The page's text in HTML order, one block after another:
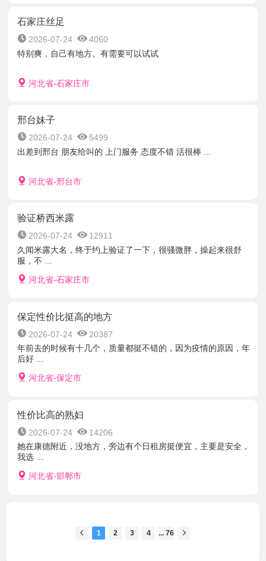
石家庄丝足
2026-07-24
4060
特别爽，自己有地方。有需要可以试试
河北省-石家庄市
邢台妹子
2026-07-24
5499
出差到邢台 朋友给叫的 上门服务 态度不错 活很棒 ...
河北省-邢台市
验证桥西米露
2026-07-24
12911
久闻米露大名，终于约上验证了一下，很骚微胖，操起来很舒
服，不 ...
河北省-石家庄市
保定性价比挺高的地方
2026-07-24
20387
年前去的时候有十几个，质量都挺不错的，因为疫情的原因，年
后好 ...
河北省-保定市
性价比高的熟妇
2026-07-24
14206
她在康德附近，没地方，旁边有个日租房挺便宜，主要是安全，
我选 ...
河北省-邯郸市
1 2 3 4 ... 76